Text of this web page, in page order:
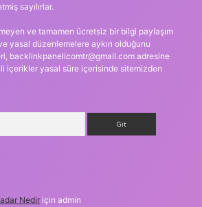
sayılırlar.
ve tamamen ücretsiz bir bilgi paylaşım
yasal düzenlemelere aykırı olduğunu
backlinkpanelicomtr@gmail.com adresine
içerikler yasal süre içerisinde sitemizden
Nedir için admin